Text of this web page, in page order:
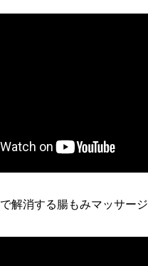
解消する腸もみマッサージ